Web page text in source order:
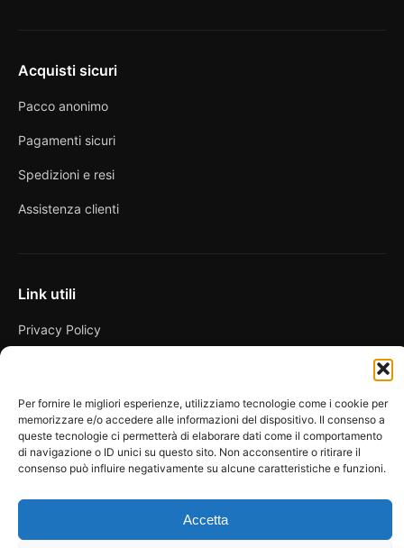
Per fornire le migliori esperienze, utilizziamo tecnologie come i cookie per
memorizzare e/o accedere alle informazioni del dispositivo. Il consenso a
queste tecnologie ci permetterà di elaborare dati come il comportamento
di navigazione o ID unici su questo sito. Non acconsentire o ritirare il
consenso può influire negativamente su alcune caratteristiche e funzioni.
Accetta
Acquisti sicuri
Pacco anonimo
Pagamenti sicuri
Spedizioni e resi
Assistenza clienti
Link utili
Privacy Policy
Cookie Policy
FAQ
La Bottega dei Desideri di D’Avascio Enrico